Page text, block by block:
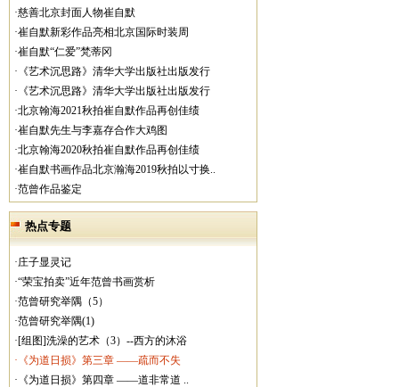
·慈善北京封面人物崔自默
·崔自默新彩作品亮相北京国际时装周
·崔自默“仁爱”梵蒂冈
·《艺术沉思路》清华大学出版社出版发行
·《艺术沉思路》清华大学出版社出版发行
·北京翰海2021秋拍崔自默作品再创佳绩
·崔自默先生与李嘉存合作大鸡图
·北京翰海2020秋拍崔自默作品再创佳绩
·崔自默书画作品北京瀚海2019秋拍以寸换..
·范曾作品鉴定
热点专题
·庄子显灵记
·“荣宝拍卖”近年范曾书画赏析
·范曾研究举隅（5）
·范曾研究举隅(1)
·[组图]洗澡的艺术（3）--西方的沐浴
·《为道日损》第三章 ——疏而不失
·《为道日损》第四章 ——道非常道 ..